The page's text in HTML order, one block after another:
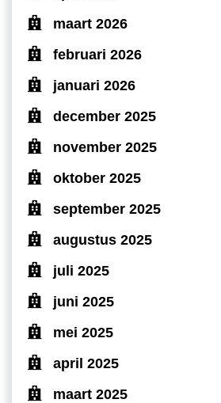
maart 2026
februari 2026
januari 2026
december 2025
november 2025
oktober 2025
september 2025
augustus 2025
juli 2025
juni 2025
mei 2025
april 2025
maart 2025